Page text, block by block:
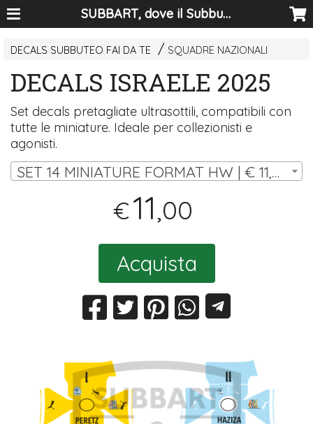
SUBBART, dove il Subbuteo diventa arte
DECALS SUBBUTEO FAI DA TE SQUADRE NAZIONALI
DECALS ISRAELE 2025
Set decals pretagliate ultrasottili, compatibili con
tutte le miniature. Ideale per collezionisti e
agonisti.
SET 14 MINIATURE FORMAT HW | € 11,00
€11,00
Acquista